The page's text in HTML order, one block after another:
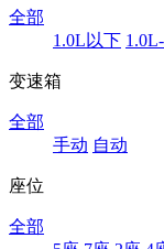
全部
1.0L以下
变速箱
全部
手动 自动
座位
全部